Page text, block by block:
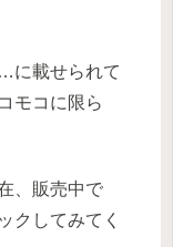
に載せられて
モコに限ら
、販売中で
クしてみてく